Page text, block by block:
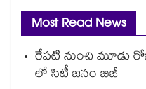
Most Read News
రేపటి నుంచి మూడు
లో సిటీ జనం బిజీ